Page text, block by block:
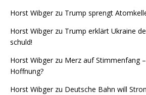
Horst Wibgerzu Trump sprengt
Horst Wibgerzu Trump erklärt Ukraine
schuld!
Horst Wibgerzu Merz auf Stimmenfang
Hoffnung?
Horst Wibgerzu Deutsche Bahn will